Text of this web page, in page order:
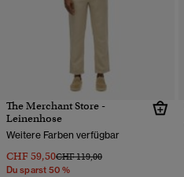
The Merchant Store -
Leinenhose
Weitere Farben verfügbar
CHF 59,50Preis wurde reduziert von
CHF 119,00bis
Du sparst 50 %